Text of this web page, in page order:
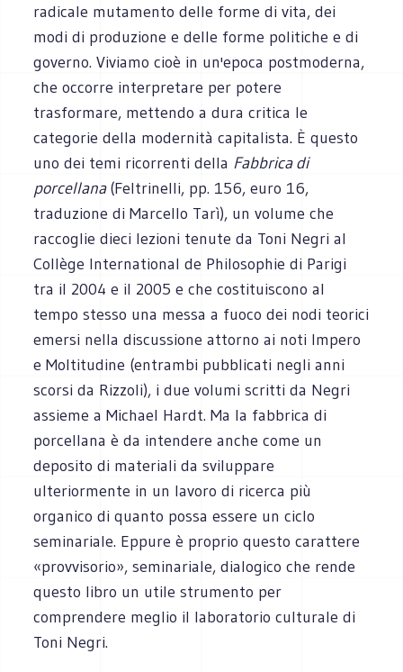
radicale mutamento delle forme di vita, dei
modi di produzione e delle forme politiche e di
governo. Viviamo cioè in un'epoca postmoderna,
che occorre interpretare per potere
trasformare, mettendo a dura critica le
categorie della modernità capitalista. È questo
uno dei temi ricorrenti della Fabbrica di
porcellana(Feltrinelli, pp. 156, euro 16,
traduzione di Marcello Tarì), un volume che
raccoglie dieci lezioni tenute da Toni Negri al
Collège International de Philosophie di Parigi
tra il 2004 e il 2005 e che costituiscono al
tempo stesso una messa a fuoco dei nodi teorici
emersi nella discussione attorno ai noti Impero
e Moltitudine (entrambi pubblicati negli anni
scorsi da Rizzoli), i due volumi scritti da Negri
assieme a Michael Hardt. Ma la fabbrica di
porcellana è da intendere anche come un
deposito di materiali da sviluppare
ulteriormente in un lavoro di ricerca più
organico di quanto possa essere un ciclo
seminariale. Eppure è proprio questo carattere
«provvisorio», seminariale, dialogico che rende
questo libro un utile strumento per
comprendere meglio il laboratorio culturale di
Toni Negri.